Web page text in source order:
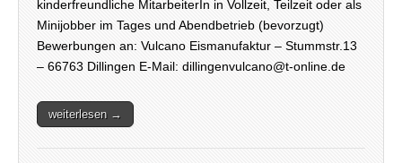
kinderfreundliche MitarbeiterIn in Vollzeit, Teilzeit oder als
Minijobber im Tages und Abendbetrieb (bevorzugt)
Bewerbungen an: Vulcano Eismanufaktur – Stummstr.13
– 66763 Dillingen E-Mail: dillingenvulcano@t-online.de
weiterlesen →